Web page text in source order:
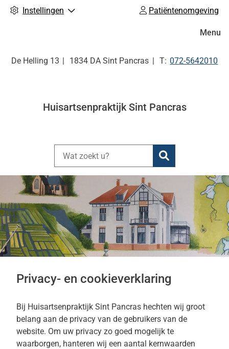
Instellingen Patiëntenomgeving
De Helling 13 1834 DA Sint Pancras Tel:
072-5642010
Huisartsenpraktijk Sint Pancras
Zoeken
Menu
Privacy- en cookieverklaring
Bij Huisartsenpraktijk Sint Pancras hechten wij groot
belang aan de privacy van de gebruikers van de
website. Om uw privacy zo goed mogelijk te
waarborgen, hanteren wij een aantal kernwaarden